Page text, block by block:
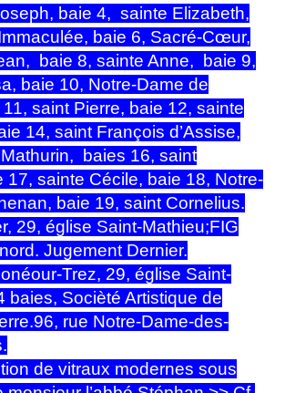
baie 4, sainte Elizabeth,
baie 6, Sacré-Cœur,
baie 8, sainte Anne, baie 9,
baie 10, Notre-Dame de
saint Pierre, baie 12, sainte
14, saint François d’Assise,
baies 16, saint
17, sainte Cécile, baie 18, Notre-
baie 19, saint Cornelius.
29, église Saint-Mathieu;FIG
Jugement Dernier.
Trez, 29, église Saint-
baies, Socièté Artistique de
rue Notre-Dame-des-
de vitraux modernes sous